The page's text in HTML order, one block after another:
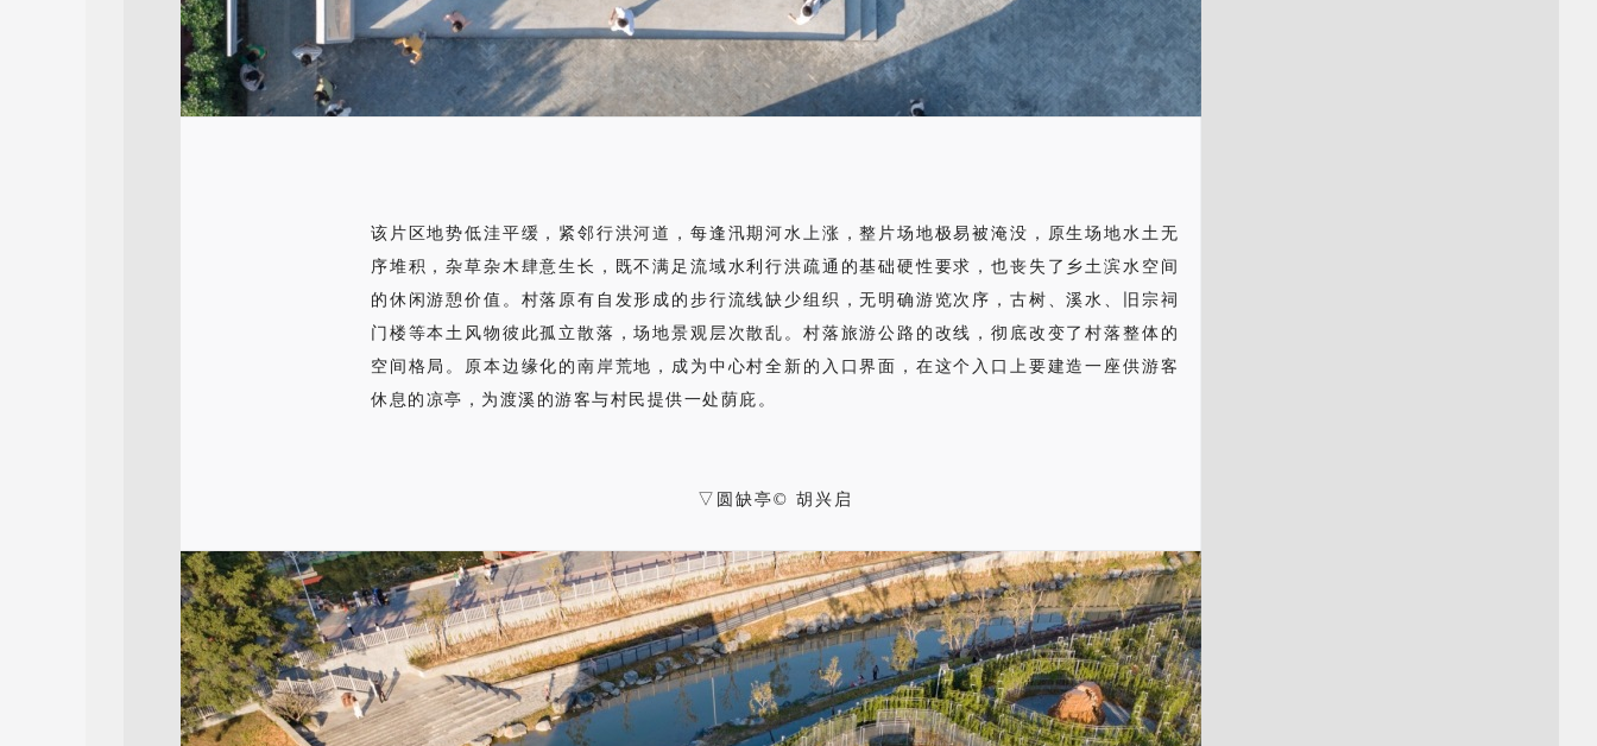
该片区地势低洼平缓，紧邻行洪河道，每逢汛期河水上涨，整片场地极易被淹没，原生场地水土无
序堆积，杂草杂木肆意生长，既不满足流域水利行洪疏通的基础硬性要求，也丧失了乡土滨水空间
的休闲游憩价值。村落原有自发形成的步行流线缺少组织，无明确游览次序，古树、溪水、旧宗祠
门楼等本土风物彼此孤立散落，场地景观层次散乱。村落旅游公路的改线，彻底改变了村落整体的
空间格局。原本边缘化的南岸荒地，成为中心村全新的入口界面，在这个入口上要建造一座供游客
休息的凉亭，为渡溪的游客与村民提供一处荫庇。
▽圆缺亭© 胡兴启